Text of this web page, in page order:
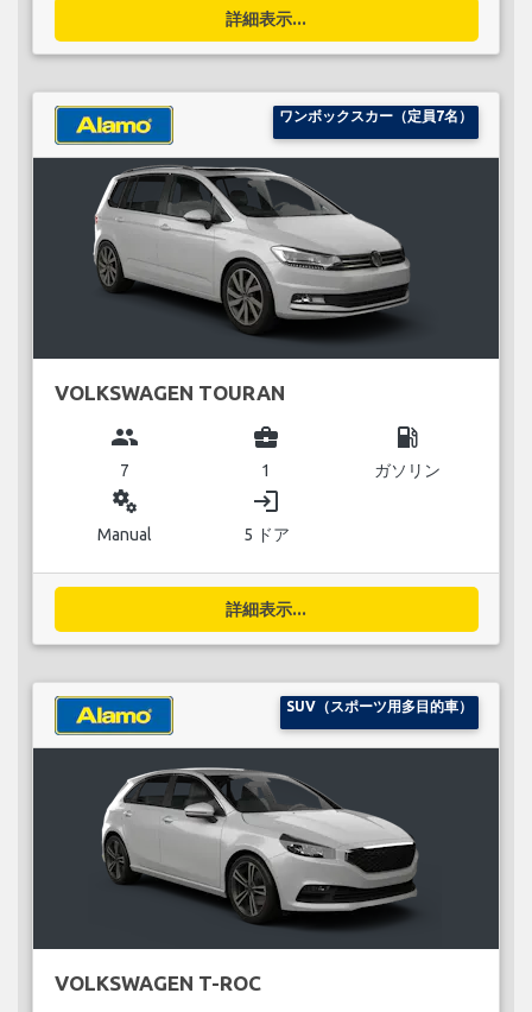
詳細表示...
ワンボックスカー（定員7名）
VOLKSWAGEN TOURAN
group
7
business_center
1
local_gas_station
ガソリン
miscellaneous_services
Manual
login
5 ドア
詳細表示...
SUV（スポーツ用多目的車）
VOLKSWAGEN T-ROC